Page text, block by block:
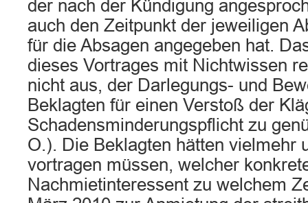
der nach der Kündigung
auch den Zeitpunkt der jeweiligen
für die Absagen angegeben hat.
dieses Vortrages mit Nichtwissen
nicht aus, der Darlegungs- und
Beklagten für einen Verstoß der
Schadensminderungspflicht zu
O.). Die Beklagten hätten vielmehr
vortragen müssen, welcher
Nachmietinteressent zu welchem